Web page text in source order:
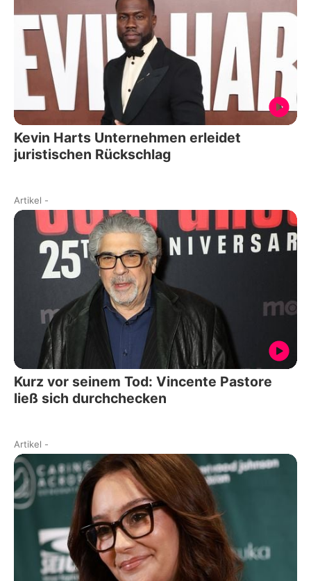
Kevin Harts Unternehmen erleidet
juristischen Rückschlag
Artikel -
Kurz vor seinem Tod: Vincente Pastore
ließ sich durchchecken
Artikel -